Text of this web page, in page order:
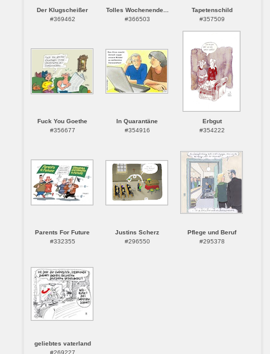
Der Klugscheißer
#369462
Tolles Wochenende...
#366503
Tapetenschild
#357509
Fuck You Goethe
#356677
In Quarantäne
#354916
Erbgut
#354222
Parents For Future
#332355
Justins Scherz
#296550
Pflege und Beruf
#295378
geliebtes vaterland
#269227